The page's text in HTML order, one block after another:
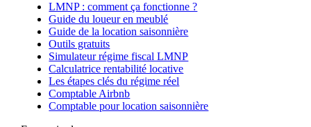
LMNP : comment ça fonctionne ?
Guide du loueur en meublé
Guide de la location saisonnière
Outils gratuits
Simulateur régime fiscal LMNP
Calculatrice rentabilité locative
Les étapes clés du régime réel
Comptable Airbnb
Comptable pour location saisonnière